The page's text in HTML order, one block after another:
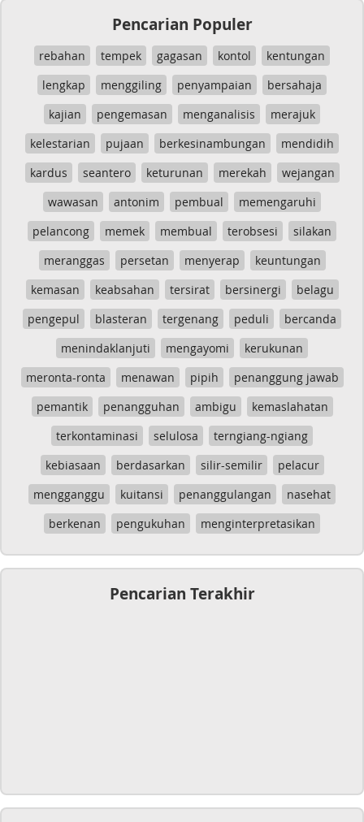
Pencarian Populer
rebahan tempek gagasan kontol
kentungan
lengkap
menggiling penyampaian
bersahaja
kajian
pengemasan menganalisis
merajuk
kelestarian
pujaan berkesinambungan
mendidih
kardus
seantero keturunan merekah
wejangan
wawasan
antonim pembual
memengaruhi
pelancong
memek membual terobsesi
silakan
meranggas
persetan menyerap
keuntungan
kemasan
keabsahan tersirat bersinergi
belagu
pengepul
blasteran tergenang peduli
bercanda
menindaklanjuti
mengayomi
kerukunan
meronta-ronta
menawan pipih
penanggung jawab
pemantik
penangguhan ambigu
kemaslahatan
terkontaminasi
selulosa
terngiang-ngiang
kebiasaan
berdasarkan silir-semilir
pelacur
mengganggu
kuitansi penanggulangan
nasehat
berkenan
pengukuhan menginterpretasikan
Pencarian Terakhir